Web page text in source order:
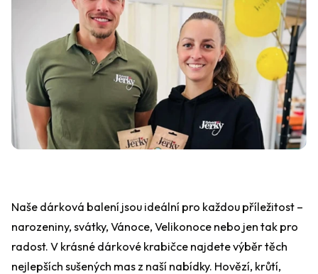
Naše dárková balení jsou ideální pro každou příležitost –
narozeniny, svátky, Vánoce, Velikonoce nebo jen tak pro
radost. V krásné dárkové krabičce najdete výběr těch
nejlepších sušených mas z naší nabídky. Hovězí, krůtí,